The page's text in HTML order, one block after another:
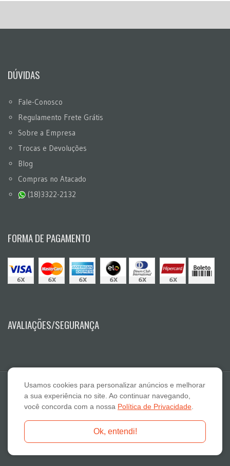
DÚVIDAS
Fale-Conosco
Regulamento Frete Grátis
Sobre a Empresa
Trocas e Devoluções
Blog
Compras no Atacado
(18)3322-2132
FORMA DE PAGAMENTO
AVALIAÇÕES/SEGURANÇA
E A Lazaro Suplementos Alimentares ME - CNPJ: 19.789.048/0001-59
Fone: 18-3322 2132 - E-mail: atendimento@otimanutri.com.br
Usamos cookies para personalizar anúncios e melhorar
a sua experiência no site. Ao continuar navegando,
você concorda com a nossa Política de Privacidade
Ok, entendi!